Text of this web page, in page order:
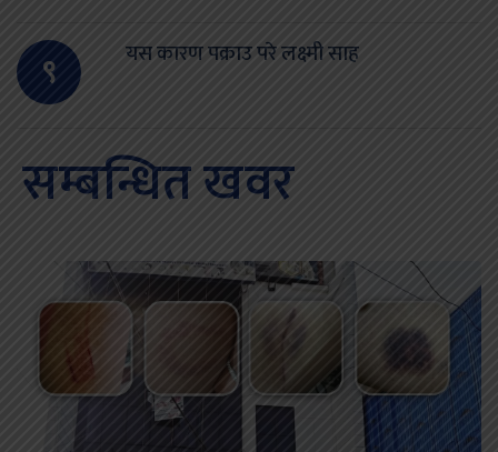
९ यस कारण पक्राउ परे लक्ष्मी साह
सम्बन्धित खवर